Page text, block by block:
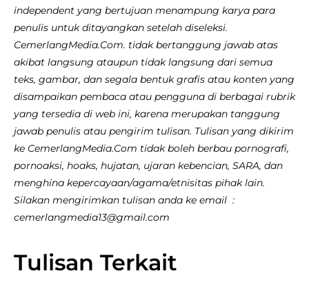
independent yang bertujuan menampung karya para
penulis untuk ditayangkan setelah diseleksi.
CemerlangMedia.Com. tidak bertanggung jawab atas
akibat langsung ataupun tidak langsung dari semua
teks, gambar, dan segala bentuk grafis atau konten yang
disampaikan pembaca atau pengguna di berbagai rubrik
yang tersedia di web ini, karena merupakan tanggung
jawab penulis atau pengirim tulisan. Tulisan yang dikirim
ke CemerlangMedia.Com tidak boleh berbau pornografi,
pornoaksi, hoaks, hujatan, ujaran kebencian, SARA, dan
menghina kepercayaan/agama/etnisitas pihak lain.
Silakan mengirimkan tulisan anda ke email :
cemerlangmedia13@gmail.com
Tulisan Terkait